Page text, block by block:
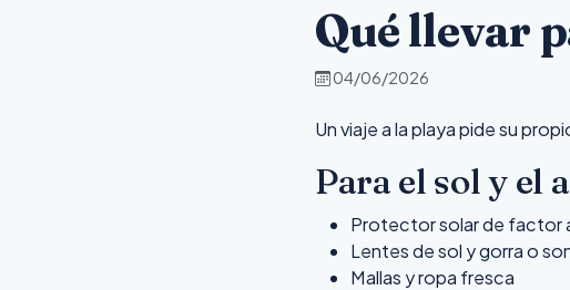
Qué llevar
04/06/2026
Un viaje a la playa pide su
Para el sol y el
Protector solar de factor
Lentes de sol y gorra o
Mallas y ropa fresca